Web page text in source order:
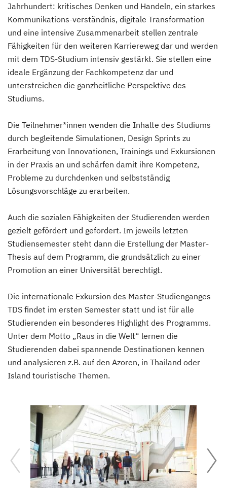
Jahrhundert: kritisches Denken und Handeln, ein starkes
Kommunikations-verständnis, digitale Transformation
und eine intensive Zusammenarbeit stellen zentrale
Fähigkeiten für den weiteren Karriereweg dar und werden
mit dem TDS-Studium intensiv gestärkt. Sie stellen eine
ideale Ergänzung der Fachkompetenz dar und
unterstreichen die ganzheitliche Perspektive des
Studiums.
Die Teilnehmer*innen wenden die Inhalte des Studiums
durch begleitende Simulationen, Design Sprints zu
Erarbeitung von Innovationen, Trainings und Exkursionen
in der Praxis an und schärfen damit ihre Kompetenz,
Probleme zu durchdenken und selbstständig
Lösungsvorschläge zu erarbeiten.
Auch die sozialen Fähigkeiten der Studierenden werden
gezielt gefördert und gefordert. Im jeweils letzten
Studiensemester steht dann die Erstellung der Master-
Thesis auf dem Programm, die grundsätzlich zu einer
Promotion an einer Universität berechtigt.
Die internationale Exkursion des Master-Studienganges
TDS findet im ersten Semester statt und ist für alle
Studierenden ein besonderes Highlight des Programms.
Unter dem Motto „Raus in die Welt“ lernen die
Studierenden dabei spannende Destinationen kennen
und analysieren z.B. auf den Azoren, in Thailand oder
Island touristische Themen.